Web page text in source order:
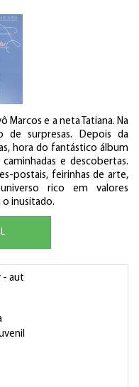
Marcos e a neta Tatiana. Na
de surpresas. Depois da
hora do fantástico álbum
e descobertas.
postais, feirinhas de arte,
rico em valores
o inusitado.
- aut